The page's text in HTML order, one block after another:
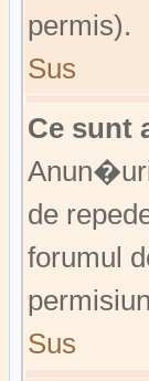
permis).
Sus
Ce sunt
de
forumul
Sus